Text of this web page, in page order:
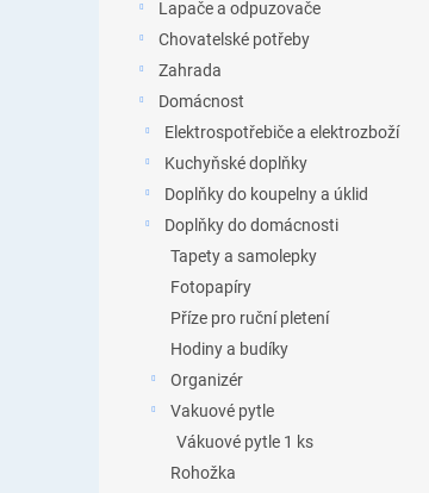
Lapače a odpuzovače
Chovatelské potřeby
Zahrada
Domácnost
Elektrospotřebiče a elektrozboží
Kuchyňské doplňky
Doplňky do koupelny a úklid
Doplňky do domácnosti
Tapety a samolepky
Fotopapíry
Příze pro ruční pletení
Hodiny a budíky
Organizér
Vakuové pytle
Vákuové pytle 1 ks
Rohožka